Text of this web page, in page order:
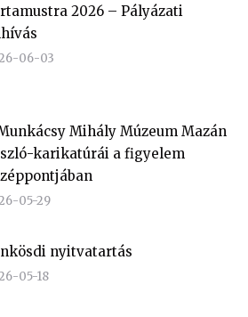
2026 – Pályázati
06-03
Mihály Múzeum Mazán
karikatúrái a figyelem
05-29
nyitvatartás
05-18